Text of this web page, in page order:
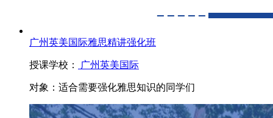
广州英美国际雅思精讲强化班
授课学校： 广州英美国际
对象： 适合需要强化雅思知识的同学们